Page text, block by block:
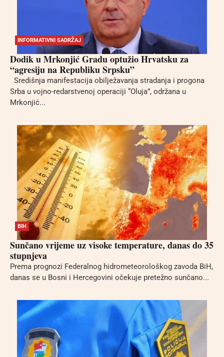
INFORMATIVNI SADRŽAJ
Dodik u Mrkonjić Gradu optužio Hrvatsku za
“agresiju na Republiku Srpsku”
Središnja manifestacija obilježavanja stradanja i progona
Srba u vojno-redarstvenoj operaciji “Oluja”, održana u
Mrkonjić...
BIH
Sunčano vrijeme uz visoke temperature, danas do 35
stupnjeva
Prema prognozi Federalnog hidrometeorološkog zavoda BiH,
danas se u Bosni i Hercegovini očekuje pretežno sunčano...